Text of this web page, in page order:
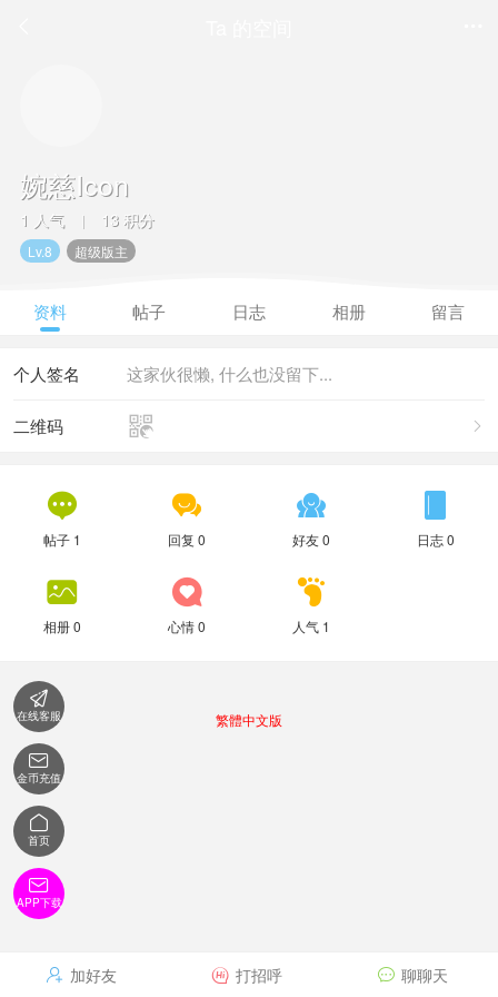
婉慈Icon
1 人气 | 13 积分
Lv.8 超级版主
资料 帖子 日志 相册 留言
这家伙很懒, 什么也没留下...
个人签名


二维码

帖子 1

回复 0

好友 0

日志 0

相册 0

心情 0

人气 1
 加好友  打招呼  聊聊天
繁體中文版

在线客服

金币充值

首页

APP下载